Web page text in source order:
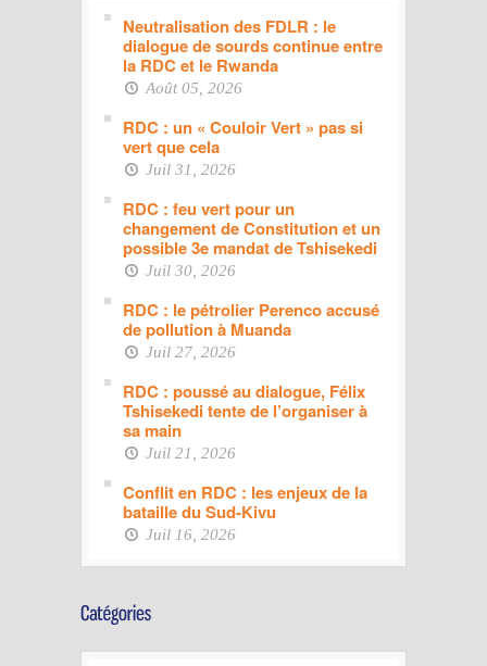
Neutralisation des FDLR : le
dialogue de sourds continue entre
la RDC et le Rwanda
Août 05, 2026
RDC : un « Couloir Vert » pas si
vert que cela
Juil 31, 2026
RDC : feu vert pour un
changement de Constitution et un
possible 3e mandat de Tshisekedi
Juil 30, 2026
RDC : le pétrolier Perenco accusé
de pollution à Muanda
Juil 27, 2026
RDC : poussé au dialogue, Félix
Tshisekedi tente de l’organiser à
sa main
Juil 21, 2026
Conflit en RDC : les enjeux de la
bataille du Sud-Kivu
Juil 16, 2026